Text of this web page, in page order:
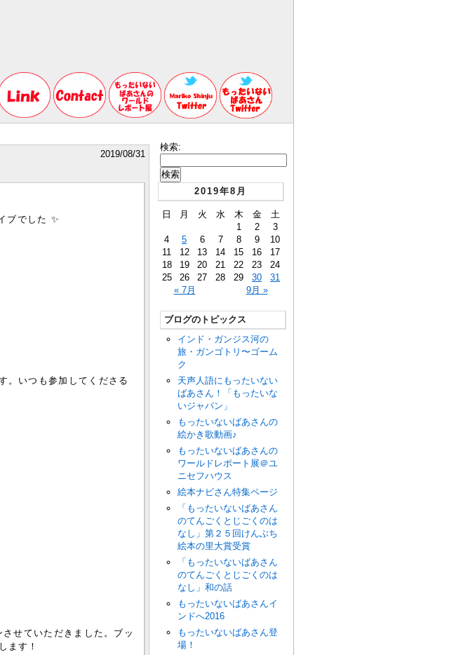
2019/08/31
ブでした ✨
。いつも参加してくださる
せていただきました。ブッ
ます！
検索:
2019年8月
日 月 火 水 木 金 土
« 7月 9月 »
1 2
3
4
5 6 7 8 9
10
11
12 13 14 15 16
17
18
19 20 21 22 23
24
25
26 27 28 29 30 31
ブログのトピックス
インド・ガンジス河の
旅・ガンゴトリ〜ゴーム
ク
天声人語にもったいない
ばあさん！「もったいな
いジャパン」
もったいないばあさんの
絵かき歌動画♪
もったいないばあさんの
ワールドレポート展＠ユ
ニセフハウス
絵本ナビさん特集ページ
「もったいないばあさん
のてんごくとじごくのは
なし」第２５回けんぶち
絵本の里大賞受賞
「もったいないばあさん
のてんごくとじごくのは
なし」和の話
もったいないばあさんイ
ンドへ2016
もったいないばあさん登
場！